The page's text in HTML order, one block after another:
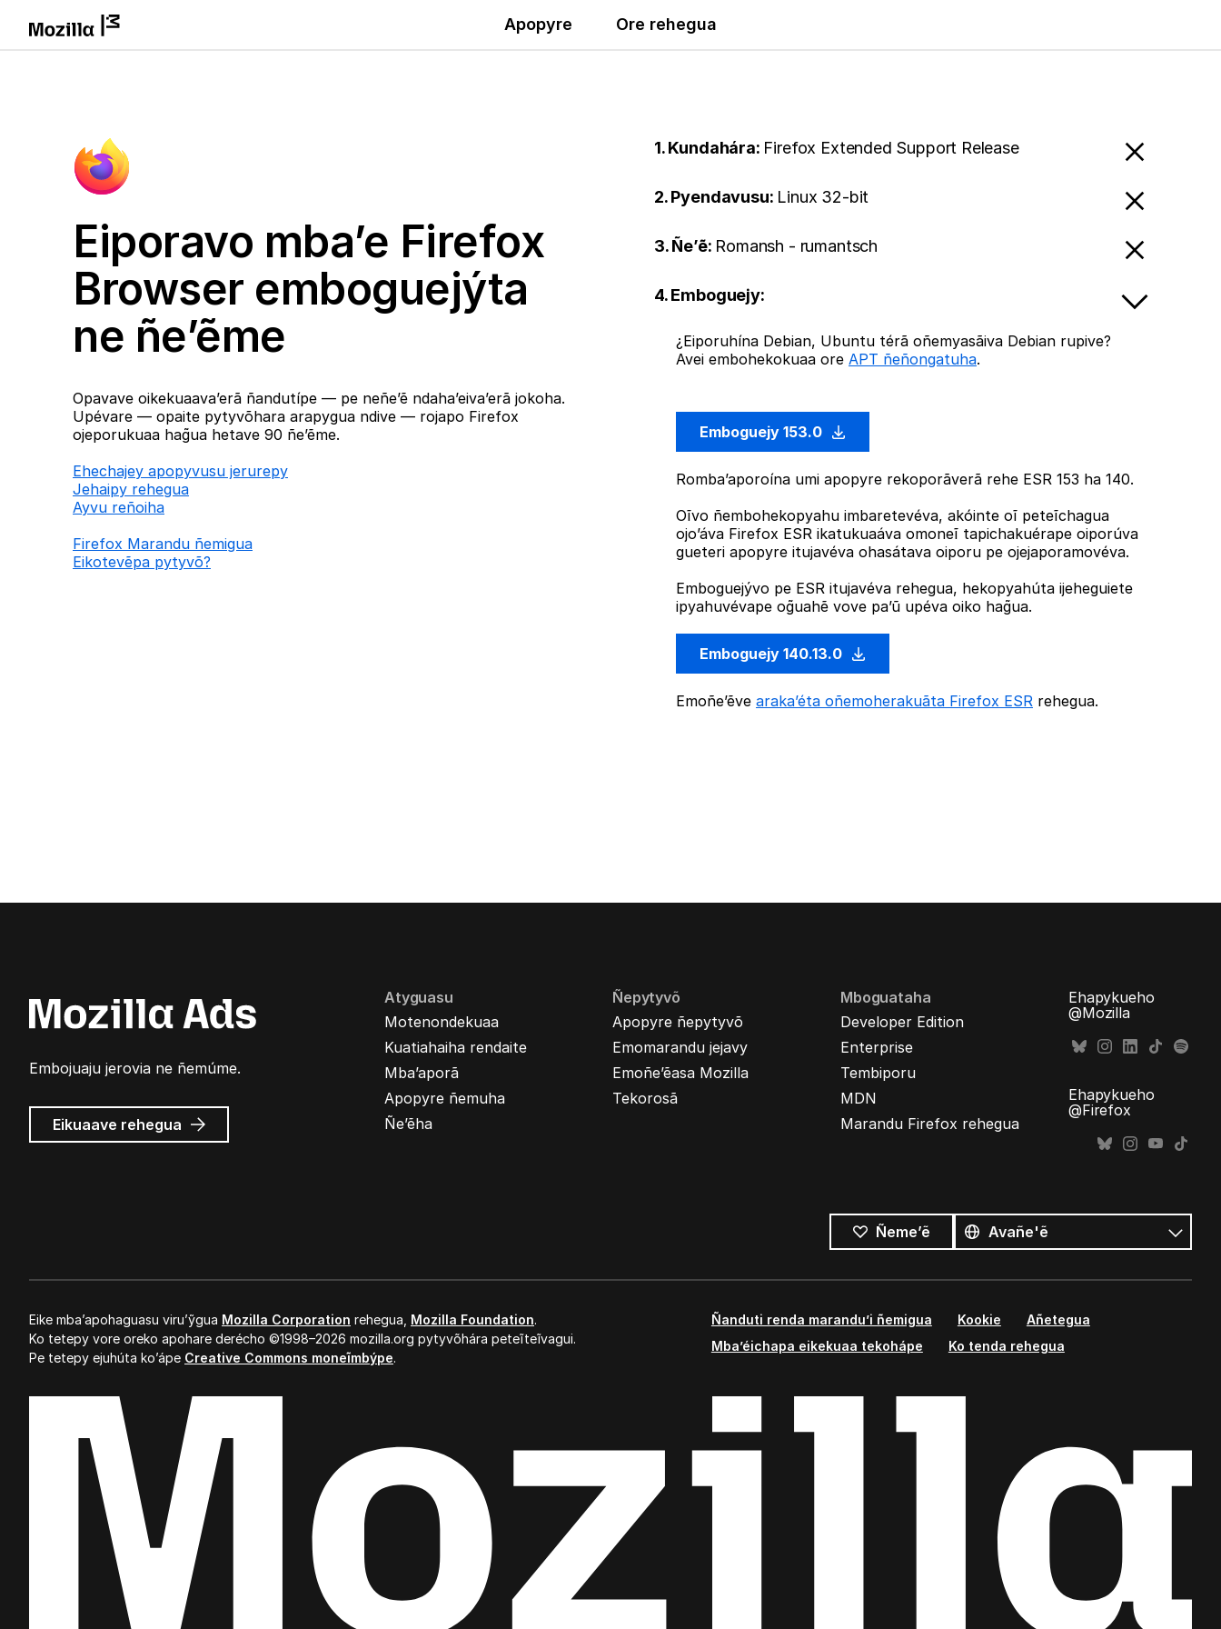
Apopyre Ore rehegua
Eiporavo mba’e Firefox
Browser emboguejýta
ne ñe’ẽme
Opavave oikekuaava’erã ñandutípe — pe neñe’ẽ ndaha’eiva’erã jokoha.
Upévare — opaite pytyvõhara arapygua ndive — rojapo Firefox
ojeporukuaa hag̃ua hetave 90 ñe’ẽme.
Ehechajey apopyvusu jerurepy
Jehaipy rehegua
Ayvu reñoiha
Firefox Marandu ñemigua
Eikotevẽpa pytyvõ?
1. Kundahára: Firefox Extended Support Release
2. Pyendavusu: Linux 32-bit
3. Ñe’ẽ: Romansh - rumantsch
4. Emboguejy:
¿Eiporuhína Debian, Ubuntu térã oñemyasãiva Debian rupive?
Avei embohekokuaa ore APT ñeñongatuha.
Emboguejy 153.0
Romba’aporoína umi apopyre rekoporãverã rehe ESR 153 ha 140.
Oĩvo ñembohekopyahu imbaretevéva, akóinte oĩ peteĩchagua
ojo’áva Firefox ESR ikatukuaáva omoneĩ tapichakuérape oiporúva
gueteri apopyre itujavéva ohasátava oiporu pe ojejaporamovéva.
Emboguejývo pe ESR itujavéva rehegua, hekopyahúta ijeheguiete
ipyahuvévape og̃uahẽ vove pa’ũ upéva oiko hag̃ua.
Emboguejy 140.13.0
Emoñe’ẽve araka’éta oñemoherakuãta Firefox ESR rehegua.
Embojuaju jerovia ne ñemúme.
Eikuaave Mozilla
marandu’i
rehegua
Atyguasu
Motenondekuaa
Kuatiahaiha rendaite
Mba’aporã
Apopyre ñemuha
Ñe’ẽha
Ñepytyvõ
Apopyre ñepytyvõ
Emomarandu jejavy
Emoñe’ẽasa Mozilla
Tekorosã
Mboguataha
Developer Edition
Enterprise
Tembiporu
MDN
Marandu Firefox rehegua
Ehapykueho
@Mozilla
Ehapykueho
@Firefox
Ñeme’ẽ
ñe’ẽ
Ñe’ẽ
Eike mba’apohaguasu viru’ỹgua Mozilla Corporation rehegua, Mozilla Foundation.
Ko tetepy vore oreko apohare derécho ©1998–2026 mozilla.org pytyvõhára peteĩteĩvagui.
Pe tetepy ejuhúta ko’ápe Creative Commons moneĩmbýpe.
Ñanduti renda marandu’i ñemigua Kookie
Añetegua
Mba’éichapa eikekuaa tekohápe
Ko tenda rehegua